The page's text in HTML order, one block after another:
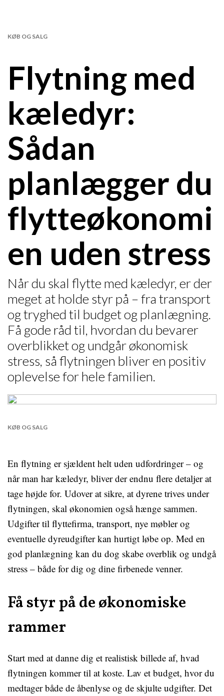
Flytning med
kæledyr:
Sådan
planlægger du
flytteøkonomi
en uden stress
KØB OG SALG
Når du skal flytte med kæledyr, er der
meget at holde styr på – fra transport
og tryghed til budget og planlægning.
Få gode råd til, hvordan du bevarer
overblikket og undgår økonomisk
stress, så flytningen bliver en positiv
oplevelse for hele familien.
KØB OG SALG
En flytning er sjældent helt uden udfordringer – og
når man har kæledyr, bliver der endnu flere detaljer at
tage højde for. Udover at sikre, at dyrene trives under
flytningen, skal økonomien også hænge sammen.
Udgifter til flyttefirma, transport, nye møbler og
eventuelle dyreudgifter kan hurtigt løbe op. Med en
god planlægning kan du dog skabe overblik og undgå
stress – både for dig og dine firbenede venner.
Få styr på de økonomiske
rammer
Start med at danne dig et realistisk billede af, hvad
flytningen kommer til at koste. Lav et budget, hvor du
medtager både de åbenlyse og de skjulte udgifter. Det